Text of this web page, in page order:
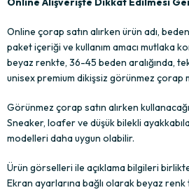
Online çorap satın alırken ürün adı,
paket içeriği ve kullanım amacı mutlaka
beyaz renkte, 36-45 beden aralığında,
unisex premium dikişsiz görünmez çorap
Görünmez çorap satın alırken
Sneaker, loafer ve düşük bilekli
modelleri daha uygun olabilir.
Ürün görselleri ile açıklama bilgileri
Ekran ayarlarına bağlı olarak beyaz